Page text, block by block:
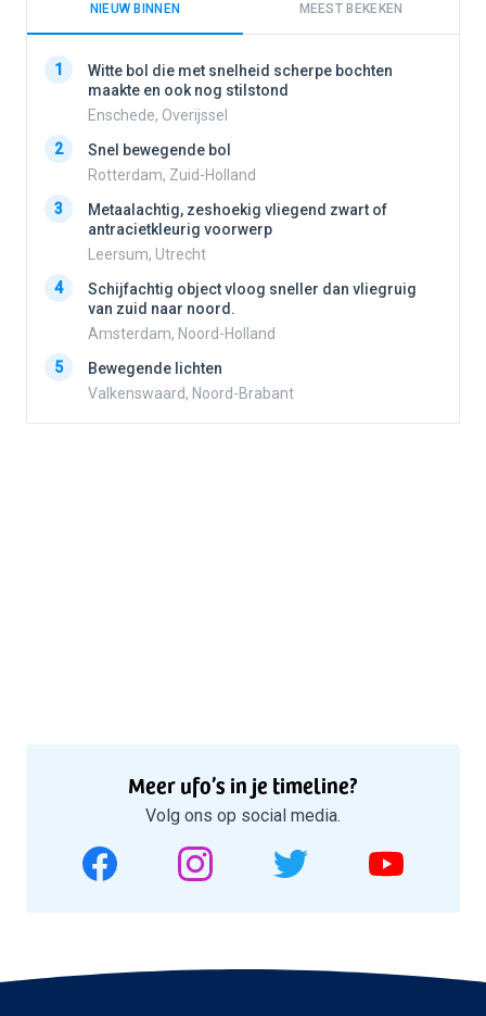
NIEUW BINNEN MEEST BEKEKEN
1
Witte bol die met snelheid scherpe bochten
maakte en ook nog stilstond
Enschede, Overijssel
2
Snel bewegende bol
Rotterdam, Zuid-Holland
3
Metaalachtig, zeshoekig vliegend zwart of
antracietkleurig voorwerp
Leersum, Utrecht
4
Schijfachtig object vloog sneller dan vliegruig
van zuid naar noord.
Amsterdam, Noord-Holland
5
Bewegende lichten
Valkenswaard, Noord-Brabant
Meer ufo’s in je timeline?
Volg ons op social media.